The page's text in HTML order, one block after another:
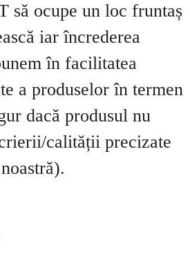
să ocupe un loc fruntaș
iar încrederea
în facilitatea
a produselor în termen
dacă produsul nu
calității precizate